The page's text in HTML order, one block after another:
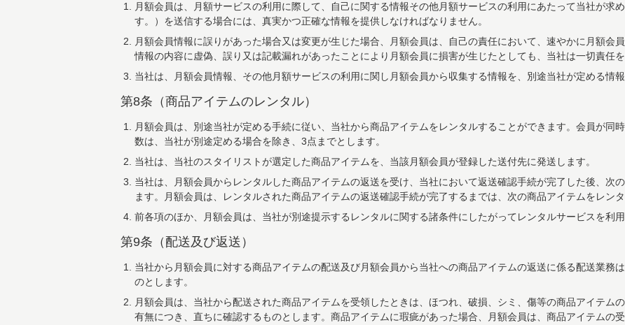
月額会員は、月額サービスの利用に際して、自己に関する情報その他月額サービスの利用にあたって当社が求
す。）を送信する場合には、真実かつ正確な情報を提供しなければなりません。
月額会員情報に誤りがあった場合又は変更が生じた場合、月額会員は、自己の責任において、速やかに月額会
情報の内容に虚偽、誤り又は記載漏れがあったことにより月額会員に損害が生じたとしても、当社は一切責任を
当社は、月額会員情報、その他月額サービスの利用に関し月額会員から収集する情報を、別途当社が定める情
第8条（商品アイテムのレンタル）
月額会員は、別途当社が定める手続に従い、当社から商品アイテムをレンタルすることができます。会員が同
数は、当社が別途定める場合を除き、3点までとします。
当社は、当社のスタイリストが選定した商品アイテムを、当該月額会員が登録した送付先に発送します。
当社は、月額会員からレンタルした商品アイテムの返送を受け、当社において返送確認手続が完了した後、次
ます。月額会員は、レンタルされた商品アイテムの返送確認手続が完了するまでは、次の商品アイテムをレン
前各項のほか、月額会員は、当社が別途提示するレンタルに関する諸条件にしたがってレンタルサービスを利用
第9条（配送及び返送）
当社から月額会員に対する商品アイテムの配送及び月額会員から当社への商品アイテムの返送に係る配送業務
のとします。
月額会員は、当社から配送された商品アイテムを受領したときは、ほつれ、破損、シミ、傷等の商品アイテム
有無につき、直ちに確認するものとします。商品アイテムに瑕疵があった場合、月額会員は、商品アイテムの